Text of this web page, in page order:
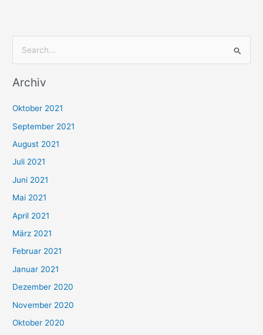
c
n
n
a
c
h
:
Archiv
Oktober 2021
September 2021
August 2021
Juli 2021
Juni 2021
Mai 2021
April 2021
März 2021
Februar 2021
Januar 2021
Dezember 2020
November 2020
Oktober 2020